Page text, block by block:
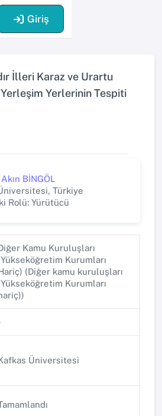
Giriş
İlleri Karaz ve Urartu
Yerlerinin Tespiti
BİNGÖL
Türkiye
Rolü: Yürütücü
Kamu Kuruluşları
Kurumları
(Diğer kamu kuruluşları
Kurumları
Üniversitesi